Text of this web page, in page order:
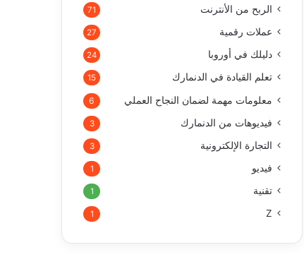
الربح من الأنترنت 71
عملات رقمية 27
دليلك في أوروبا 24
تعلم القيادة في الدنمارك 15
معلومات مهمة لضمان النجاح العملي 6
فيديوهات من الدنمارك 3
التجارة الإلكترونية 3
فيديو 1
تقنية 1
Z
1